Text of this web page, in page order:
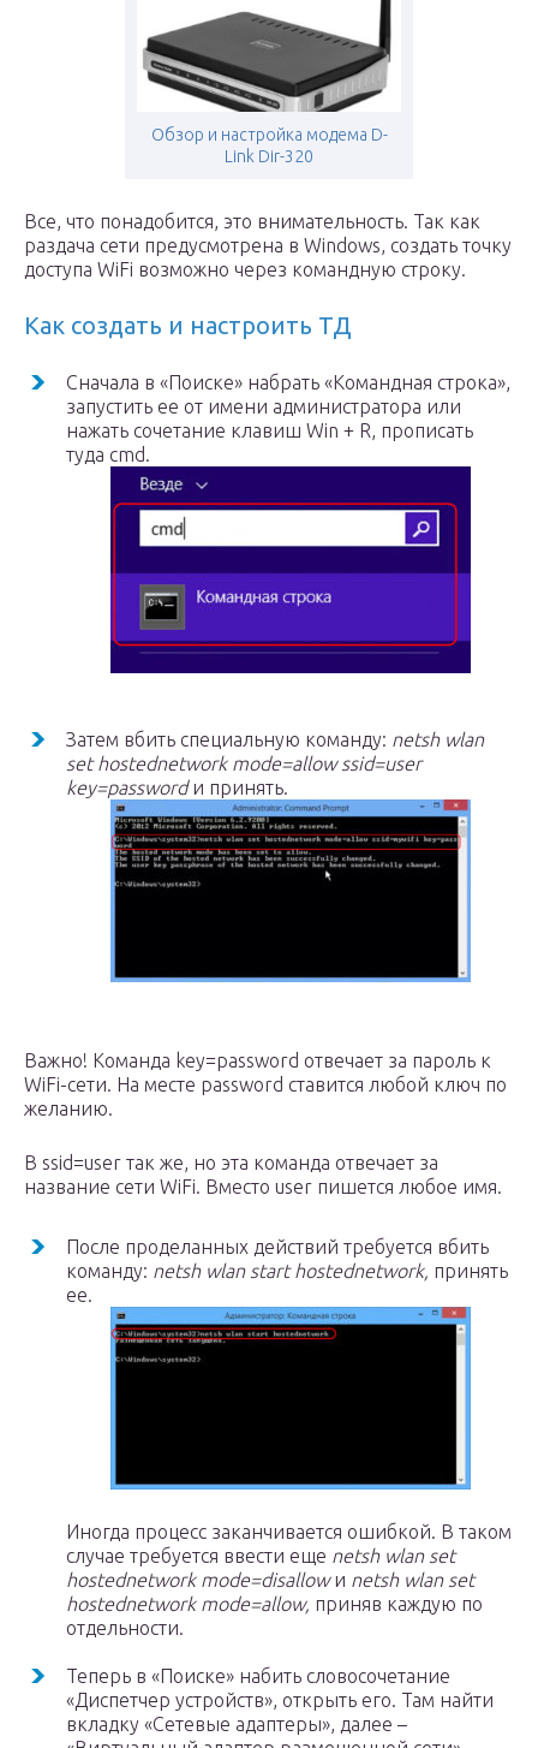
Обзор и настройка модема D-
Link Dir-320
Все, что понадобится, это внимательность. Так как
раздача сети предусмотрена в Windows, создать точку
доступа WiFi возможно через командную строку.
Как создать и настроить ТД
Сначала в «Поиске» набрать «Командная строка»,
запустить ее от имени администратора или
нажать сочетание клавиш Win + R, прописать
туда cmd.
Затем вбить специальную команду: netsh wlan
set hostednetwork mode=allow ssid=user
key=passwordи принять.
Важно! Команда key=password отвечает за пароль к
WiFi-сети. На месте password ставится любой ключ по
желанию.
В ssid=user так же, но эта команда отвечает за
название сети WiFi. Вместо user пишется любое имя.
После проделанных действий требуется вбить
команду: netsh wlan start hostednetwork, принять
ее.
Иногда процесс заканчивается ошибкой. В таком
случае требуется ввести еще netsh wlan set
hostednetwork mode=disallowи netsh wlan set
hostednetwork mode=allow, приняв каждую по
отдельности.
Теперь в «Поиске» набить словосочетание
«Диспетчер устройств», открыть его. Там найти
вкладку «Сетевые адаптеры», далее –